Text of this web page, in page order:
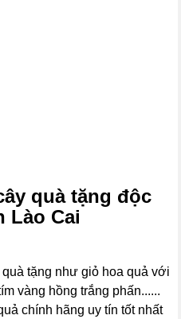
quà tặng độc
Lào Cai
tặng như giỏ hoa quả với
vàng hồng trắng phấn......
chính hãng uy tín tốt nhất